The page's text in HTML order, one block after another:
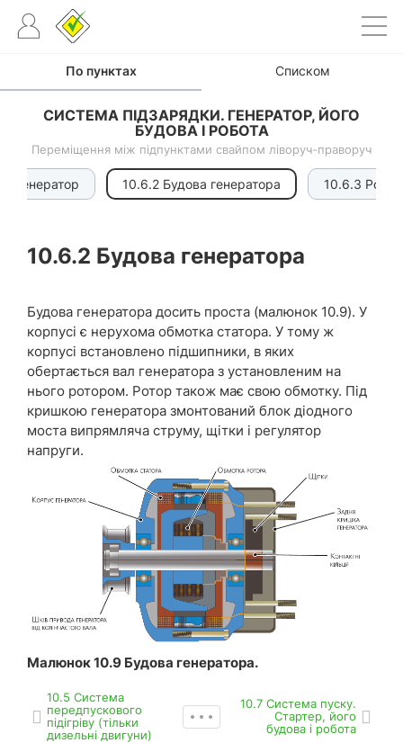
По пунктах Списком
СИСТЕМА ПІДЗАРЯДКИ. ГЕНЕРАТОР, ЙОГО
БУДОВА І РОБОТА
Переміщення між підпунктами свайпом ліворуч-праворуч
Генератор 10.6.2 Будова генератора 10.6.3
10.6.2 Будова генератора
Будова генератора досить проста (малюнок 10.9). У
корпусі є нерухома обмотка статора. У тому ж
корпусі встановлено підшипники, в яких
обертається вал генератора з установленим на
нього ротором. Ротор також має свою обмотку. Під
кришкою генератора змонтований блок діодного
моста випрямляча струму, щітки і регулятор
напруги.
Малюнок 10.9 Будова генератора.
10.5 Система
передпускового
підігріву (тільки
дизельні двигуни)
10.7 Система пуску.
Стартер, його
будова і робота